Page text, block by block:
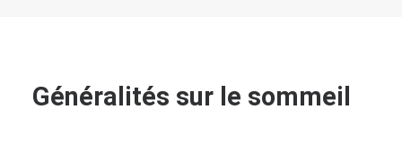
Généralités sur le sommeil